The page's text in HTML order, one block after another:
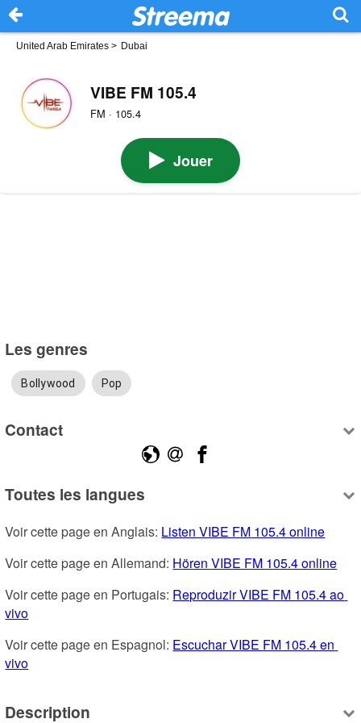
United Arab Emirates > Dubai
VIBE FM 105.4
FM · 105.4
Jouer
Les genres
Bollywood Pop
Contact
Toutes les langues
Voir cette page en Anglais: Listen VIBE FM 105.4 online
Voir cette page en Allemand: Hören VIBE FM 105.4 online
Voir cette page en Portugais: Reproduzir VIBE FM 105.4 ao
vivo
Voir cette page en Espagnol: Escuchar VIBE FM 105.4 en
vivo
Description